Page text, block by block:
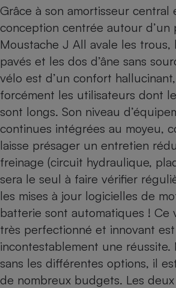
Grâce à son amortisseur central
conception centrée autour d’un
Moustache J All avale les trous,
pavés et les dos d’âne sans
vélo est d’un confort
forcément les utilisateurs dont
sont longs. Son niveau
continues intégrées au moyeu,
laisse présager un entretien
freinage (circuit hydraulique,
sera le seul à faire vérifier
les mises à jour logicielles de
batterie sont automatiques ! Ce
très perfectionné et innovant est
incontestablement une réussite.
sans les différentes options, il
de nombreux budgets. Les